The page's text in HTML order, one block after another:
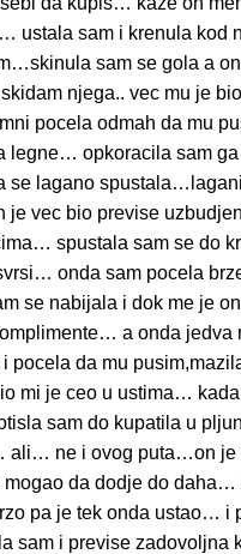
ustala sam i krenula kod
sam se gola a
njega.. vec mu je
pocela odmah da mu
legne… opkoracila sam
se lagano
je vec bio previse
spustala sam se do
onda sam pocela
se nabijala i dok me je
a onda jedva
pocela da mu
mi je ceo u ustima…
sam do kupatila u
ali… ne i ovog puta…on je
mogao da dodje do daha…
pa je tek onda ustao… i
sam i previse zadovoljna